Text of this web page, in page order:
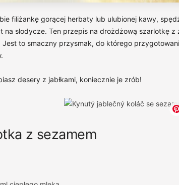
filiżankę gorącej herbaty lub ulubionej kawy,
na słodycze. Ten przepis na drożdżową szarlotkę z
Jest to smaczny przysmak, do którego
desery z jabłkami, koniecznie je zrób!
z sezamem